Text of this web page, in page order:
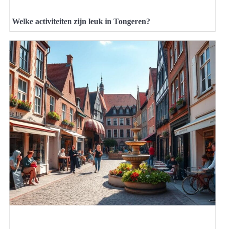
Welke activiteiten zijn leuk in Tongeren?